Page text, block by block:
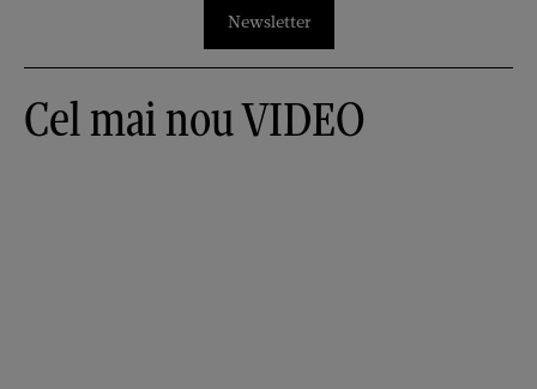
Newsletter
Cel mai nou VIDEO